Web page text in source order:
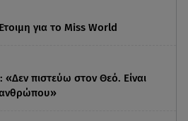
για το Miss World
πιστεύω στον Θεό. Είναι